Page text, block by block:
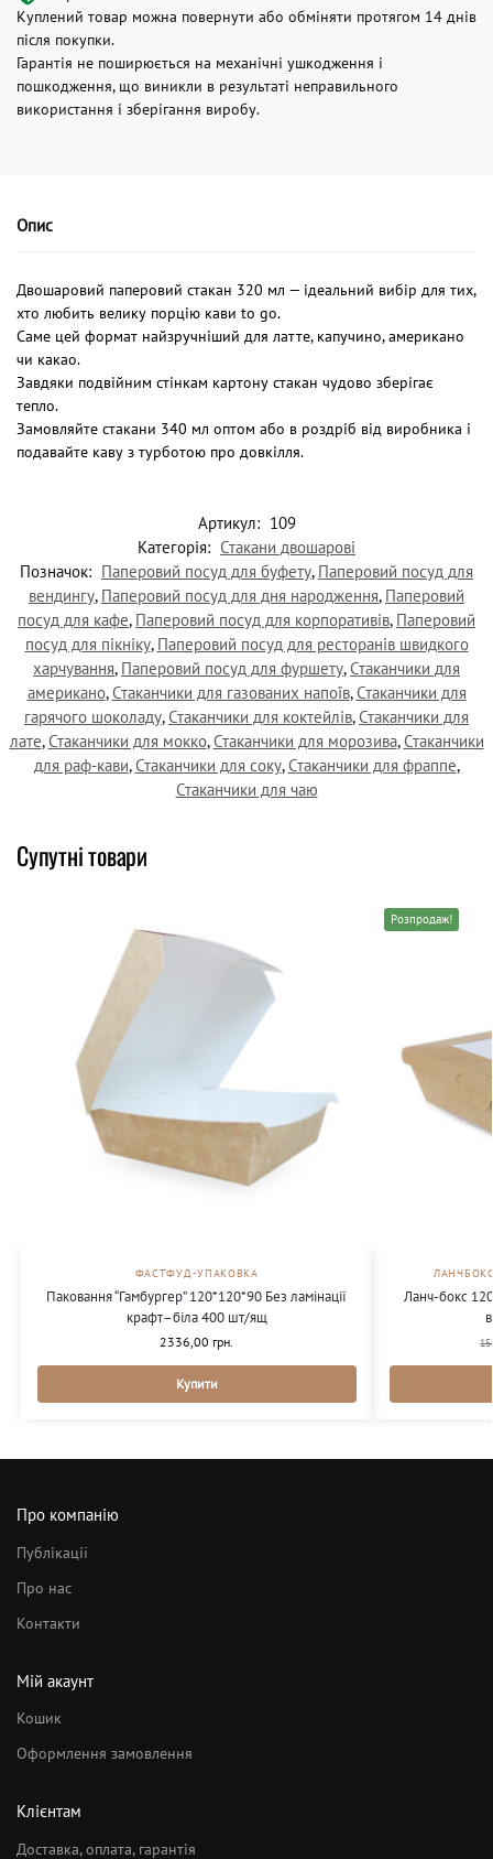
Куплений товар можна повернути або обміняти протягом 14 днів
після покупки.
Гарантія не поширюється на механічні ушкодження і
пошкодження, що виникли в результаті неправильного
використання і зберігання виробу.
Опис
Двошаровий паперовий стакан 320 мл — ідеальний вибір для тих,
хто любить велику порцію кави to go.
Саме цей формат найзручніший для латте, капучино, американо
чи какао.
Завдяки подвійним стінкам картону стакан чудово зберігає
тепло.
Замовляйте стакани 340 мл оптом або в роздріб від виробника і
подавайте каву з турботою про довкілля.
Артикул: 109
Категорія: Стакани двошарові
Позначок: Паперовий посуд для буфету, Паперовий посуд для
вендингу, Паперовий посуд для дня народження, Паперовий
посуд для кафе, Паперовий посуд для корпоративів, Паперовий
посуд для пікніку, Паперовий посуд для ресторанів швидкого
харчування, Паперовий посуд для фуршету,Стаканчики для
американо,Стаканчики для газованих напоїв,Стаканчики для
гарячого шоколаду,Стаканчики для коктейлів,Стаканчики для
лате,Стаканчики для мокко,Стаканчики для морозива,Стаканчики
для раф-кави,Стаканчики для соку,Стаканчики для фраппе,
Стаканчики для чаю
Супутні товари
ФАСТФУД-УПАКОВКА
Паковання “Гамбургер” 120*120*90 Без ламінації
крафт–біла 400 шт/ящ
2336,00 грн.
Купити
Розпродаж!
Ланч-бокс
Про компанію
Публікації
Про нас
Контакти
Мій акаунт
Кошик
Оформлення замовлення
Клієнтам
Доставка, оплата, гарантія